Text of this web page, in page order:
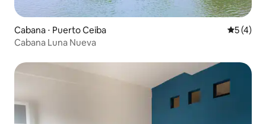
Cabana ⋅ Puerto Ceiba 5 de
5 (4)
Cabana Luna Nueva